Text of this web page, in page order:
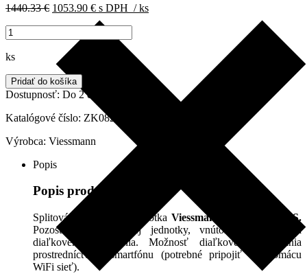
1440.33€ Pôvodná
1440.33 €.
1053.90 €Aktuálna
cena
1053.90 €.
s DPH / ks
množstvo
Klimatizácia
Viessmann
230-
S,
5,1
ZK08288
ks
Pridať do košíka
Dostupnosť: Do 2 dní
Katalógové číslo: ZK08288
Výrobca: Viessmann
Popis
Popis produktu
Splitová klimatizačná jednotka Viessmann Vitoclima 230-S.
Pozostáva z vonkajšej jednotky, vnútornej jednotky a
diaľkového ovládania. Možnosť diaľkového ovládania
prostredníctvom smartfónu (potrebné pripojiť na domácu
WiFi sieť).